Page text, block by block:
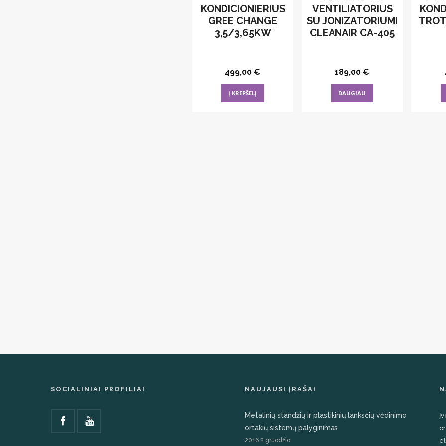
KONDICIONIERIUS
GREE CHANGE
3,5/3,65KW
499,00 €
Į KREPŠELĮ
VENTILIATORIUS
SU JONIZATORIUMI
CLEANAIR CA-405
189,00 €
DAUGIAU
SOCIALINIAI PROFILIAI NAUJAUSI ĮRAŠAI
Metalinių standžių ir plastikinių lanksčių vėdinimo
ortakių sistemų palyginimas
2016 2 gruodžio